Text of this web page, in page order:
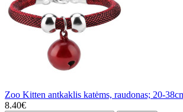
Zoo Kitten antkaklis katėms, raudonas; 20-
8.40€